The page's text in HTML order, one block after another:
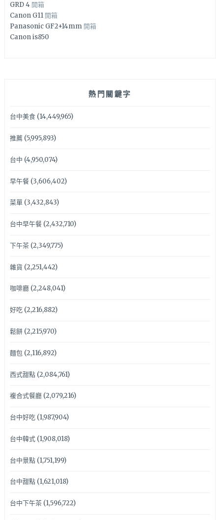
GRD 4 開箱
Canon G11 開箱
Panasonic GF2+14mm 開箱
Canon is850
熱門關鍵字
台中美食(14,449,965)
推薦(5,995,893)
台中 (4,950,074)
早午餐(3,606,402)
菜單(3,432,843)
台中早午餐(2,432,710)
下午茶(2,349,775)
雜貨 (2,251,442)
咖啡廳(2,248,041)
好吃(2,216,882)
鬆餅(2,215,970)
麵包(2,116,892)
西式甜點(2,084,761)
複合式餐廳(2,079,216)
台中好吃(1,987,904)
台中韓式(1,908,018)
台中景點(1,751,199)
台中甜點(1,621,018)
台中下午茶(1,596,722)